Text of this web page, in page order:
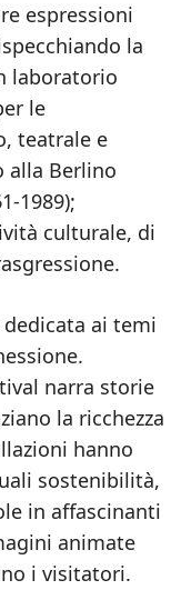
espressioni
la
laboratorio
le
teatrale e
alla Berlino
1989);
culturale, di
dedicata ai temi
narra storie
la ricchezza
hanno
sostenibilità,
in affascinanti
animate
i visitatori.